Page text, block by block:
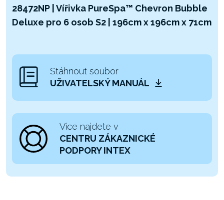
28472NP | Vířivka PureSpa™ Chevron Bubble
Deluxe pro 6 osob S2 | 196cm x 196cm x 71cm
Stáhnout soubor
UŽIVATELSKÝ MANUÁL
Více najdete v
CENTRU ZÁKAZNICKÉ
PODPORY INTEX